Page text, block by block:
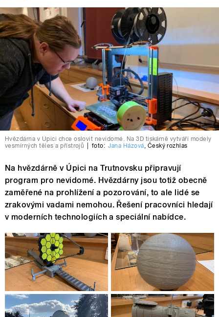
Hvězdárna v Úpici chce oslovit nevidomé. Na 3D tiskárně vytváří modely
vesmírných těles a přístrojů
foto: Jana Házová, Český rozhlas
Na hvězdárně v Úpici na Trutnovsku připravují
program pro nevidomé. Hvězdárny jsou totiž obecně
zaměřené na prohlížení a pozorování, to ale lidé se
zrakovými vadami nemohou. Řešení pracovníci hledají
v moderních technologiích a speciální nabídce.